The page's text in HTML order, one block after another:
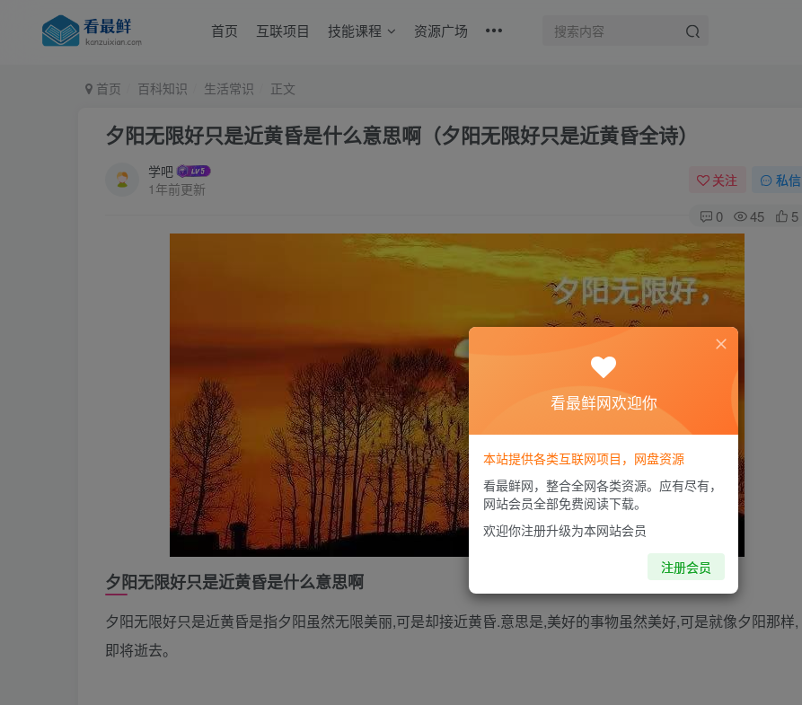
首页 互联项目 技能课程 资源广场
首页 百科知识 生活常识 正文
夕阳无限好只是近黄昏是什么意思啊（夕阳无限好只是近黄昏全诗）
学吧
1年前更新
关注 私信
0 45 5
夕阳无限好只是近黄昏是什么意思啊
夕阳无限好只是近黄昏是指夕阳虽然无限美丽,可是却接近黄昏.意思是,美好的事物虽然美好,可是就像夕阳那样,
即将逝去。
看最鲜网欢迎你
本站提供各类互联网项目，网盘资源
看最鲜网，整合全网各类资源。应有尽有，
网站会员全部免费阅读下载。
欢迎你注册升级为本网站会员
注册会员